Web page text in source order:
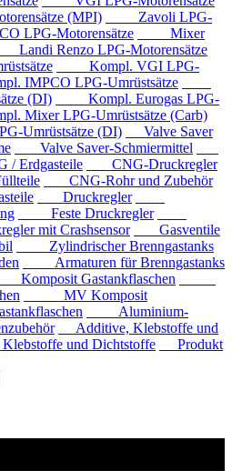
(MPI)
Zavoli LPG-
LPG-Motorensätze
Mixer
Renzo LPG-Motorensätze
Kompl. VGI LPG-
IMPCO LPG-Umrüstsätze
(DI)
Kompl. Eurogas LPG-
LPG-Umrüstsätze (Carb)
Umrüstsätze (DI)
Valve Saver
Valve Saver-Schmiermittel
Erdgasteile
CNG-Druckregler
CNG-Rohr und Zubehör
Druckregler
Feste Druckregler
mit Crashsensor
Gasventile
Zylindrischer Brenngastanks
Armaturen für Brenngastanks
Gastankflaschen
MV Komposit
Aluminium-
Additive, Klebstoffe und
und Dichtstoffe
Produkt